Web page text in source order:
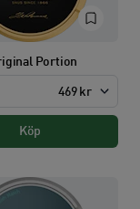
Portion
469 kr
Köp